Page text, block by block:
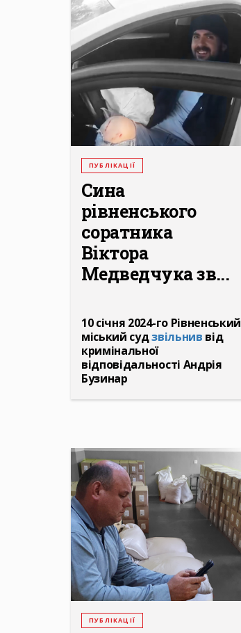
ПУБЛІКАЦІЇ
Сина
рівненського
соратника
Віктора
Медведчука зв...
10 січня 2024-го Рівненський
міський судзвільнив від
кримінальної
відповідальності Андрія
Бузинар
ПУБЛІКАЦІЇ